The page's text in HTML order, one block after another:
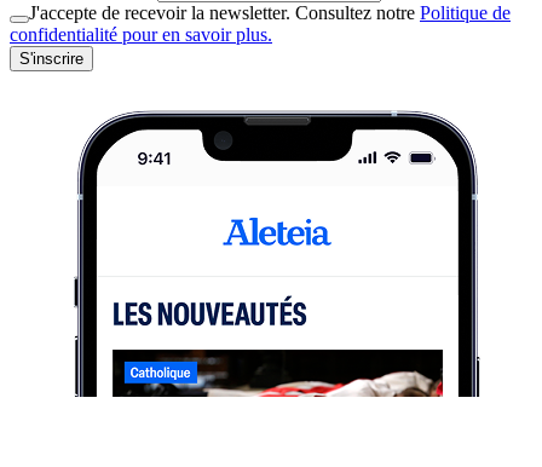
J'accepte de recevoir la newsletter. Consultez notre Politique de
confidentialité pour en savoir plus.
S'inscrire